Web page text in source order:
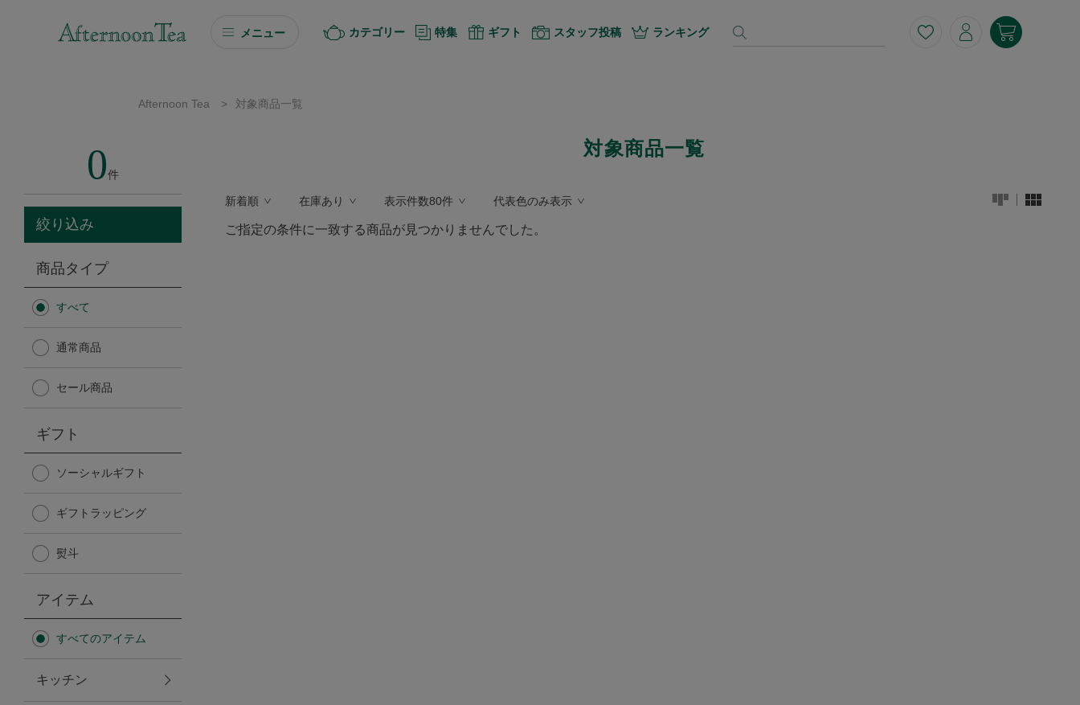
メニュー
ソーシャルギフト
カタログギフト
Afternoon Tea TEAROOM
Afternoon Tea TEAROOM
日傘
保冷バッグ
無重力シリーズ
カテゴリー 特集 ギフト スタッフ投稿 ランキング
Afternoon Tea > 対象商品一覧
0件
絞り込み
商品タイプ
すべて
通常商品
セール商品
ギフト
ソーシャルギフト
ギフトラッピング
熨斗
アイテム
すべてのアイテム
キッチン
対象商品一覧
新着順 在庫あり 表示件数80件 代表色のみ表示
ご指定の条件に一致する商品が見つかりませんでした。